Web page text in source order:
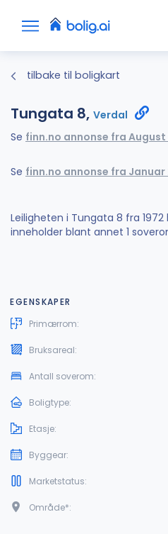
tilbake til boligkart
Tungata 8, Verdal
Se finn.no annonse fra August
Se finn.no annonse fra Januar
Leiligheten i Tungata 8 fra
inneholder blant annet 1
EGENSKAPER
Primærrom:
Bruksareal:
Antall soverom:
Boligtype:
Etasje:
Byggear:
Marketstatus:
Område*: